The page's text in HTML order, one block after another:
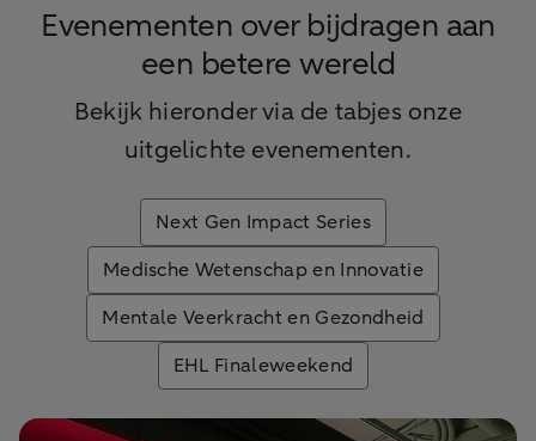
Evenementen over bijdragen aan
een betere wereld
Bekijk hieronder via de tabjes onze
uitgelichte evenementen.
Next Gen Impact Series
Medische Wetenschap en Innovatie
Mentale Veerkracht en Gezondheid
EHL Finaleweekend